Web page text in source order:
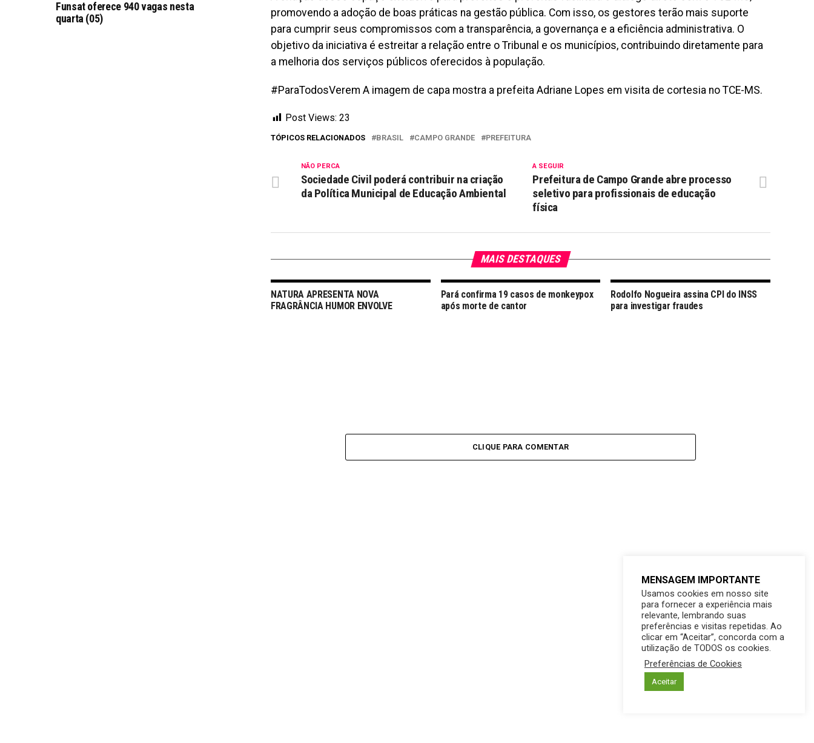
Funsat oferece 940 vagas nesta
quarta (05)
promovendo a adoção de boas práticas na gestão pública. Com isso, os gestores terão mais suporte
para cumprir seus compromissos com a transparência, a governança e a eficiência administrativa. O
objetivo da iniciativa é estreitar a relação entre o Tribunal e os municípios, contribuindo diretamente para
a melhoria dos serviços públicos oferecidos à população.
#ParaTodosVerem A imagem de capa mostra a prefeita Adriane Lopes em visita de cortesia no TCE-MS.
Post Views: 23
TÓPICOS RELACIONADOS BRASIL CAMPO GRANDE PREFEITURA
A SEGUIR
Prefeitura de Campo Grande abre processo
seletivo para profissionais de educação
física
NÃO PERCA
Sociedade Civil poderá contribuir na criação
da Política Municipal de Educação Ambiental
MAIS DESTAQUES
NATURA APRESENTA NOVA
FRAGRÂNCIA HUMOR ENVOLVE
Pará confirma 19 casos de monkeypox
após morte de cantor
Rodolfo Nogueira assina CPI do INSS
para investigar fraudes
CLIQUE PARA COMENTAR
MENSAGEM IMPORTANTE
Usamos cookies em nosso site
para fornecer a experiência mais
relevante, lembrando suas
preferências e visitas repetidas. Ao
clicar em “Aceitar”, concorda com a
utilização de TODOS os cookies.
Preferências de Cookies
Aceitar